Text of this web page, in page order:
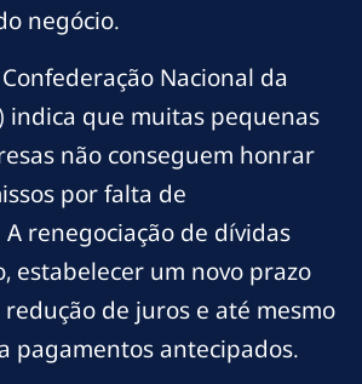
negócio.
Nacional da
indica que muitas pequenas
não conseguem honrar
por falta de
renegociação de dívidas
estabelecer um novo prazo
de juros e até mesmo
pagamentos antecipados.